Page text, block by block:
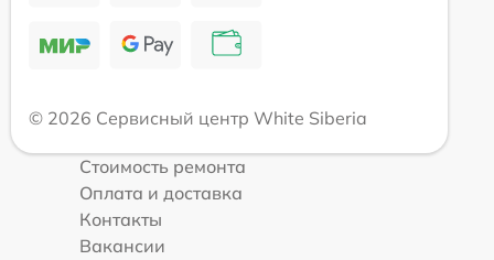
© 2026 Сервисный центр White Siberia
Стоимость ремонта
Оплата и доставка
Контакты
Вакансии